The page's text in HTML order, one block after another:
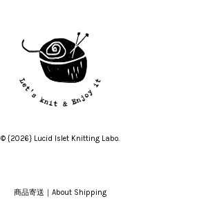
© {2026} Lucid Islet Knitting Labo.
商品寄送｜About Shipping